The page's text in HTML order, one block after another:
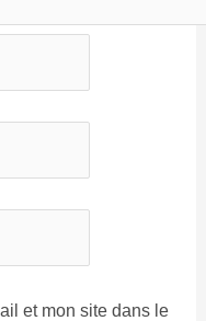
et mon site dans le